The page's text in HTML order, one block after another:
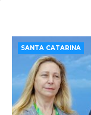
SANTA CATARINA